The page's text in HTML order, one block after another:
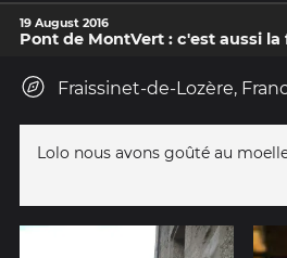
19 August 2016
Pont de MontVert : c'est aussi
Fraissinet-de-Lozère,
Lolo nous avons goûté au